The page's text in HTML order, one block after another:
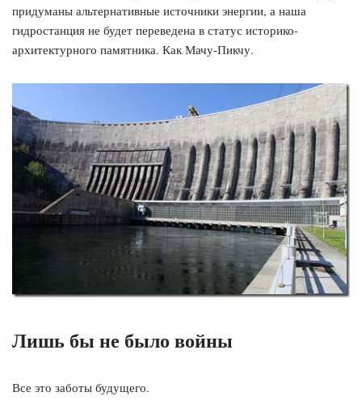
придуманы альтернативные источники энергии, а наша
гидростанция не будет переведена в статус историко-
архитектурного памятника. Как Мачу-Пикчу.
Лишь бы не было войны
Все это заботы будущего.